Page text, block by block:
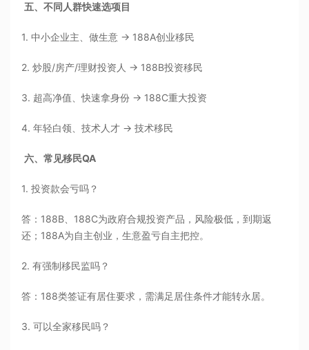
五、不同人群快速选项目
1. 中小企业主、做生意 → 188A创业移民
2. 炒股/房产/理财投资人 → 188B投资移民
3. 超高净值、快速拿身份 → 188C重大投资
4. 年轻白领、技术人才 → 技术移民
六、常见移民QA
1. 投资款会亏吗？
答：188B、188C为政府合规投资产品，风险极低，到期返
还；188A为自主创业，生意盈亏自主把控。
2. 有强制移民监吗？
答：188类签证有居住要求，需满足居住条件才能转永居。
3. 可以全家移民吗？